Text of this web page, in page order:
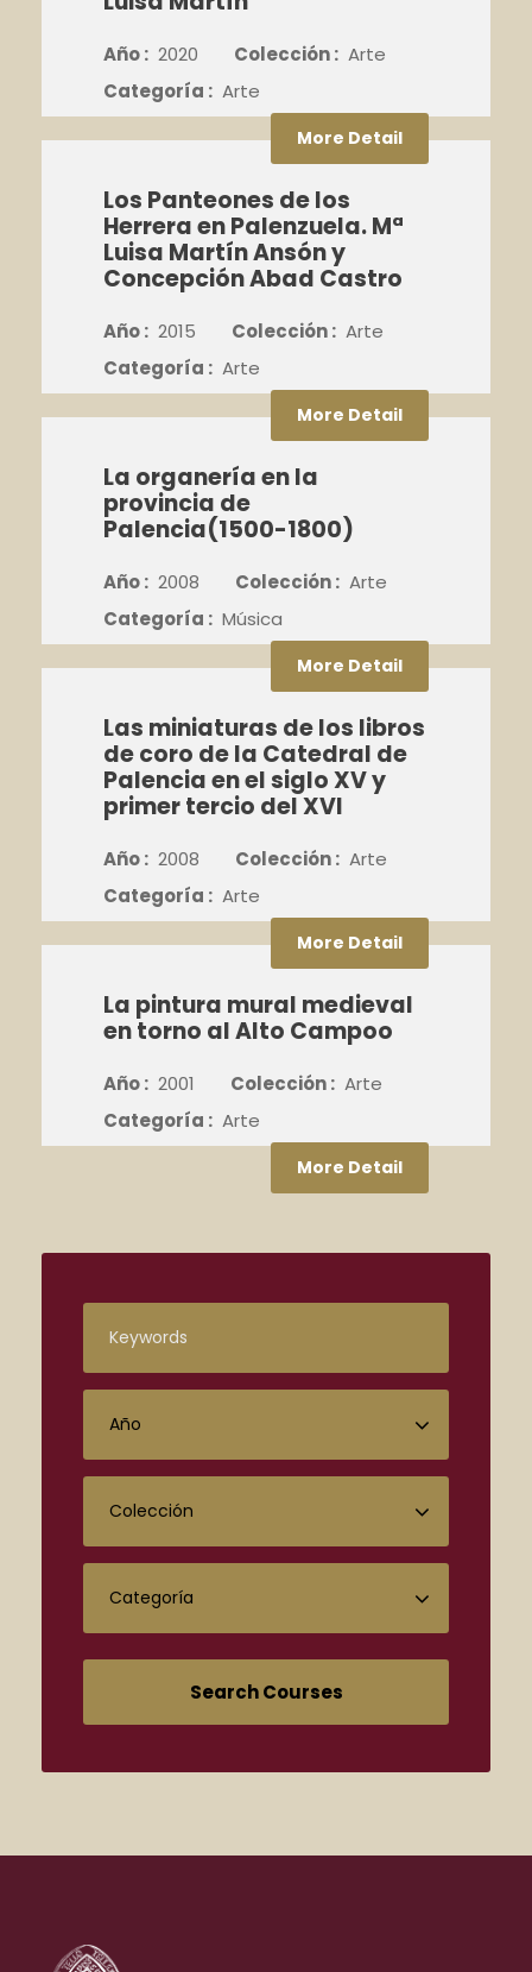
Año : 2020 Colección : Arte
Categoría : Arte
More Detail
Los Panteones de los
Herrera en Palenzuela. Mª
Luisa Martín Ansón y
Concepción Abad Castro
Año : 2015 Colección : Arte
Categoría : Arte
More Detail
La organería en la
provincia de
Palencia(1500-1800)
Año : 2008 Colección : Arte
Categoría : Música
More Detail
Las miniaturas de los libros
de coro de la Catedral de
Palencia en el siglo XV y
primer tercio del XVI
Año : 2008 Colección : Arte
Categoría : Arte
More Detail
La pintura mural medieval
en torno al Alto Campoo
Año : 2001 Colección : Arte
Categoría : Arte
More Detail